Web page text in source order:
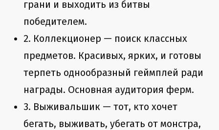
грани и выходить из битвы
победителем.
2. Коллекционер — поиск классных
предметов. Красивых, ярких, и готовы
терпеть однообразный геймплей ради
награды. Основная аудитория ферм.
3. Выживальшик — тот, кто хочет
бегать, выживать, убегать от монстра,